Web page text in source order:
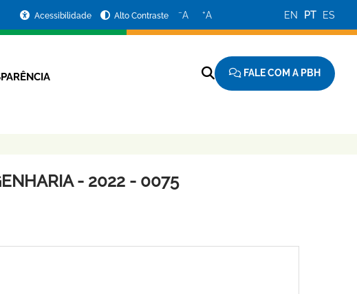
Acessibilidade Alto Contraste −A +A EN PT ES
FALE COM A PBH
- 2022 - 0075